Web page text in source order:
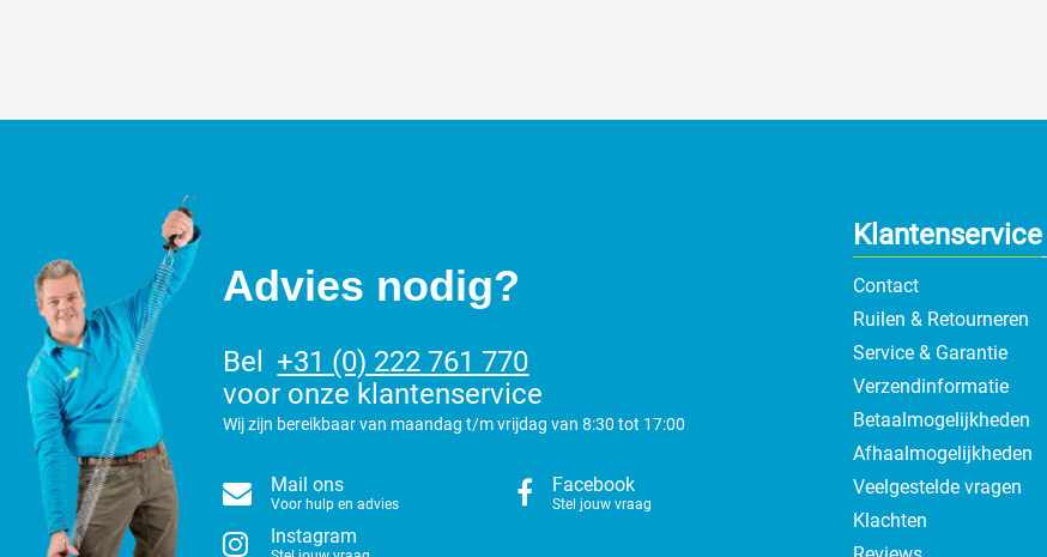
Klantenservice
Contact
Ruilen & Retourneren
Service & Garantie
Verzendinformatie
Betaalmogelijkheden
Afhaalmogelijkheden
Veelgestelde vragen
Klachten
Advies nodig?
Bel
+31 (0) 222 761 770
voor onze klantenservice
Wij zijn bereikbaar van maandag t/m vrijdag van 8:30 tot 17:00
Mail ons
Voor hulp en advies
Facebook
Stel jouw vraag
Instagram